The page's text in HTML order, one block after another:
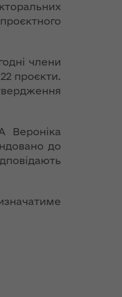
члени
проєкти.
Вероніка
до